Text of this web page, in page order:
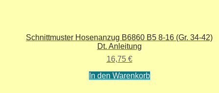
Schnittmuster Hosenanzug B6860 B5 8-16 (Gr. 34-42)
Dt. Anleitung
16,75 €
In den Warenkorb